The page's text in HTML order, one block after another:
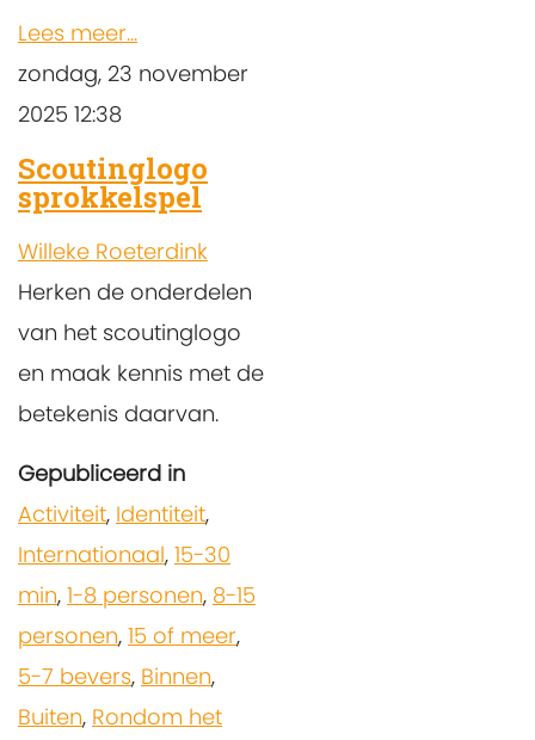
Lees meer...
zondag, 23 november
2025 12:38
Scoutinglogo
sprokkelspel
Willeke Roeterdink
Herken de onderdelen
van het scoutinglogo
en maak kennis met de
betekenis daarvan.
Gepubliceerd in
Activiteit, Identiteit,
Internationaal, 15-30
min, 1-8 personen, 8-15
personen, 15 of meer,
5-7 bevers, Binnen,
Buiten, Rondom het